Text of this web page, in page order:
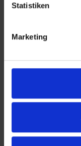
Statistiken
Marketing